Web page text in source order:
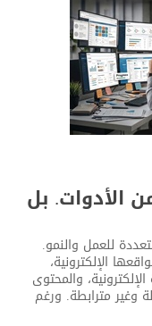
الأدوات. بل
للعمل والنمو.
الإلكترونية،
والمحتوى
وغير مترابطة. ورغم